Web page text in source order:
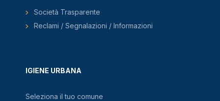
IGIENE URBANA
Seleziona il tuo comune
Società Trasparente
Reclami / Segnalazioni / Informazioni